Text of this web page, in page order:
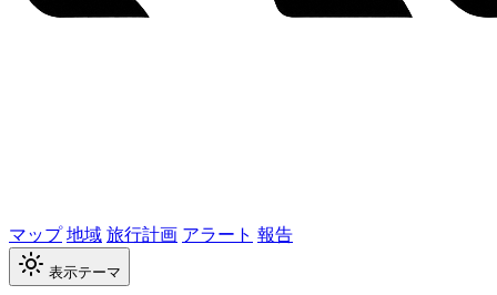
マップ地域旅行計画 アラート 報告
表示テーマ